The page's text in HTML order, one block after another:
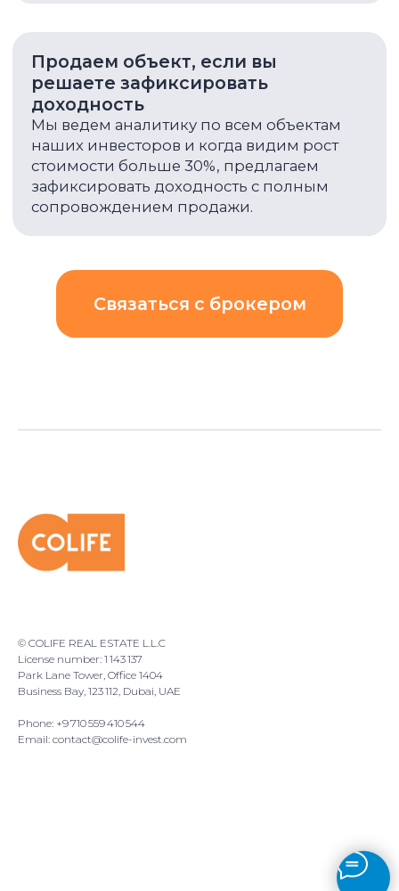
© COLIFE REAL ESTATE L.L.C
License number: 1 143 137
Park Lane Tower, Office 1404
Business Bay, 123 112, Dubai, UAE
Phone: +9 710 559 410 544
Email: contact@colife-invest.com